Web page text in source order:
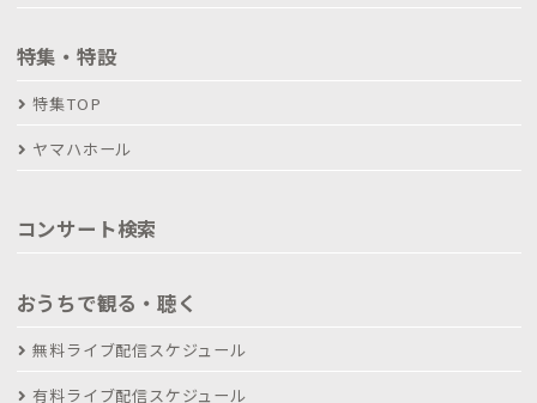
特集・特設
特集TOP
ヤマハホール
コンサート検索
おうちで観る・聴く
無料ライブ配信スケジュール
有料ライブ配信スケジュール